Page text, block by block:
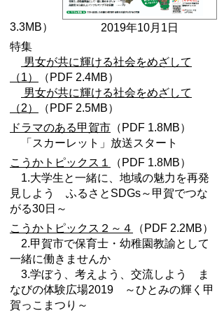
2019年10月1日
3.3MB）
特集
男女が共に輝ける社会をめざして
（1）
（PDF 2.4MB）
男女が共に輝ける社会をめざして
（2）
（PDF 2.5MB）
ドラマのある甲賀市 （PDF 1.8MB）
「スカーレット」放送スタート
こうかトピックス１
（PDF 1.8MB）
1.大学生と一緒に、地域の魅力を再発
見しよう ふるさとSDGs～甲賀でつな
がる30日～
こうかトピックス２～４
（PDF 2.2MB）
2.甲賀市で保育士・幼稚園教諭として
一緒に働きませんか
3.学ぼう、考えよう、交流しよう ま
なびの体験広場2019 ～ひとみの輝く甲
賀っこまつり～